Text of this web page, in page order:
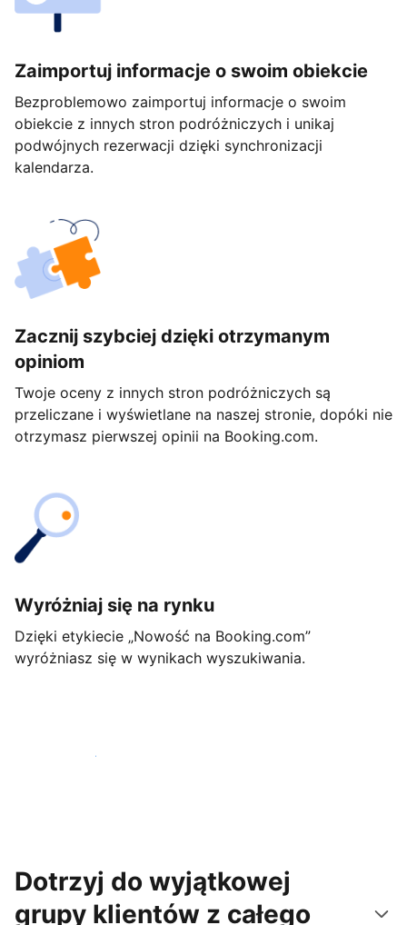
Zaimportuj informacje o swoim obiekcie
Bezproblemowo zaimportuj informacje o swoim
obiekcie z innych stron podróżniczych i unikaj
podwójnych rezerwacji dzięki synchronizacji
kalendarza.
Zacznij szybciej dzięki otrzymanym
opiniom
Twoje oceny z innych stron podróżniczych są
przeliczane i wyświetlane na naszej stronie, dopóki nie
otrzymasz pierwszej opinii na Booking.com.
Wyróżniaj się na rynku
Dzięki etykiecie „Nowość na Booking.com”
wyróżniasz się w wynikach wyszukiwania.
Rozpocznij już dziś
Dotrzyj do wyjątkowej
grupy klientów z całego